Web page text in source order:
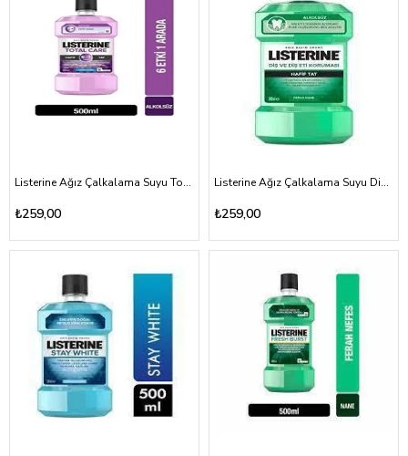
Listerine Ağız Çalkalama Suyu Total Care Hafif Tat 500ml
₺259,00
Listerine Ağız Çalkalama Suyu Diş ve Diş Eti Koruması Hafif Tat 500ml
₺259,00